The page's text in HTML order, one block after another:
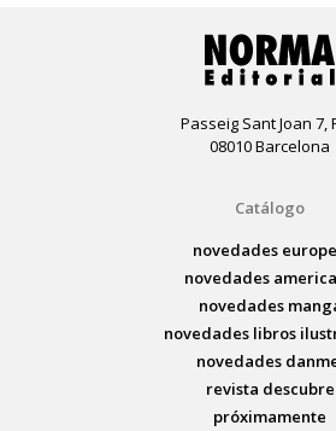
Passeig Sant Joan 7,
08010 Barcelona
Catálogo
novedades
novedades
novedades
novedades libros
novedades
revista descubre
próximamente